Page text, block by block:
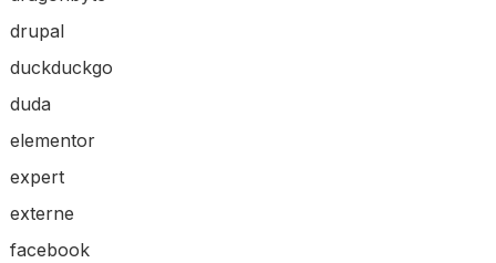
drupal
duckduckgo
duda
elementor
expert
externe
facebook